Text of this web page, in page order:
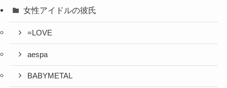
女性アイドルの彼氏
=LOVE
aespa
BABYMETAL